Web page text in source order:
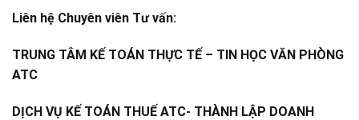
Liên hệ Chuyên viên Tư vấn:
TRUNG TÂM KẾ TOÁN THỰC TẾ – TIN HỌC VĂN PHÒNG
ATC
DỊCH VỤ KẾ TOÁN THUẾ ATC- THÀNH LẬP DOANH